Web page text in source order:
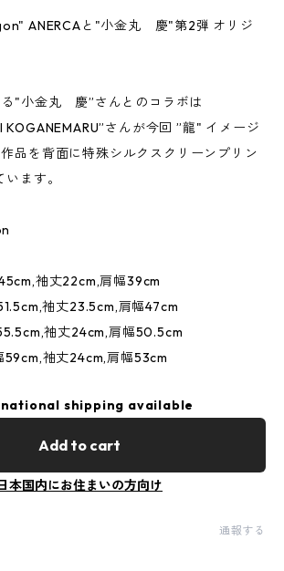
ANERCAと"小金丸 慶"第2弾 オリジ
"小金丸 慶”さんとのコラボは
KOGANEMARU”さんが今回 ”龍" イメージ
品を背面に特殊シルクスクリーンプリン
ます。
袖丈22cm,肩幅39cm
袖丈23.5cm,肩幅47cm
袖丈24cm,肩幅50.5cm
袖丈24cm,肩幅53cm
shipping available
Add to cart
本国内にお住まいの方向け
通報する